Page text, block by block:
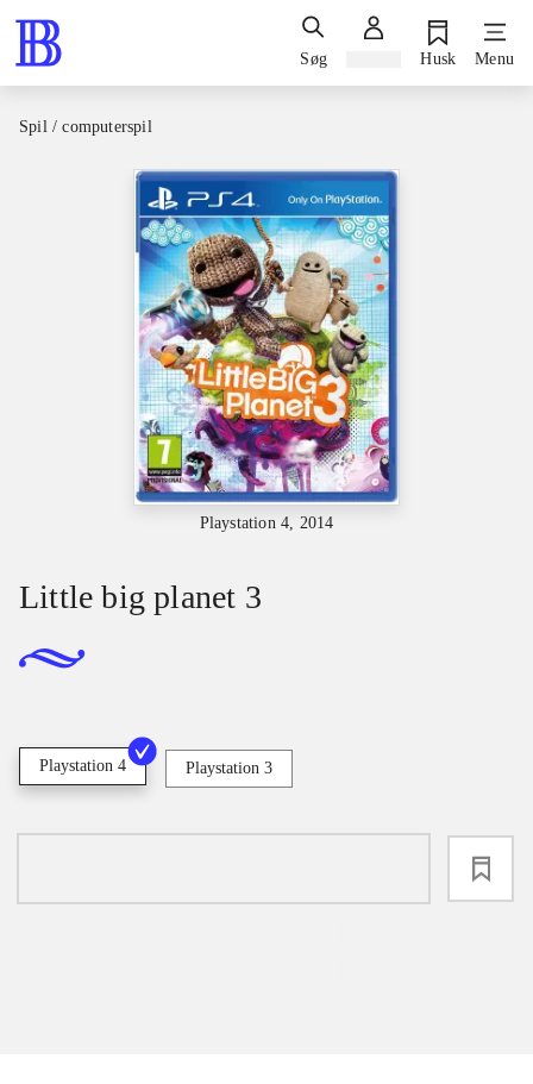
Søg Husk Menu
Spil / computerspil
Playstation 4, 2014
Little big planet 3
Playstation 4 Playstation 3